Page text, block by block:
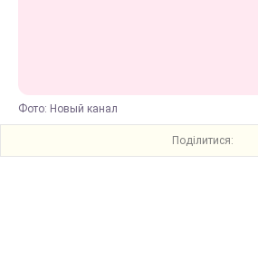
Фото: Новый канал
Поділитися: